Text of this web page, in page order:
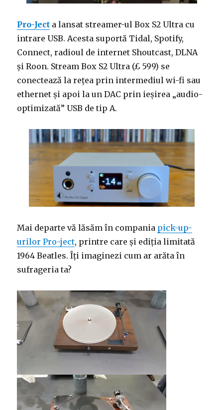
Pro-Ject a lansat streamer-ul Box S2 Ultra cu
intrare USB. Acesta suportă Tidal, Spotify,
Connect, radioul de internet Shoutcast, DLNA
și Roon. Stream Box S2 Ultra (£ 599) se
conectează la rețea prin intermediul wi-fi sau
ethernet și apoi la un DAC prin ieșirea „audio-
optimizată” USB de tip A.
Mai departe vă lăsăm în compania pick-up-
urilor Pro-ject, printre care și ediția limitată
1964 Beatles. Îți imaginezi cum ar arăta în
sufrageria ta?